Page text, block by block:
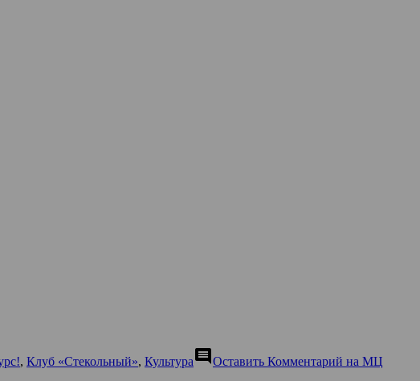
, Клуб «Стекольный», Культураcomment Оставить Комментарий на МЦ